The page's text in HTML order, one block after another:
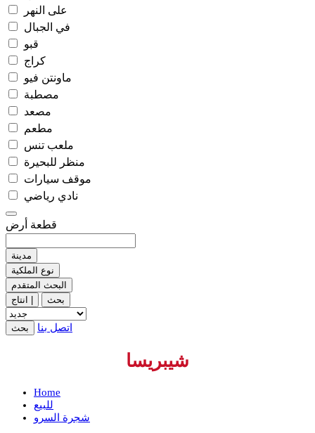
على النهر
في الجبال
قبو
كراج
ماونتن فيو
مصطبة
مصعد
مطعم
ملعب تنس
منظر للبحيرة
موقف سيارات
نادي رياضي
قطعة أرض
مدينة
نوع الملكية
البحث المتقدم
بحث
بحث اتصل بنا
شيبريسا
Home
للبيع
شجرة السرو